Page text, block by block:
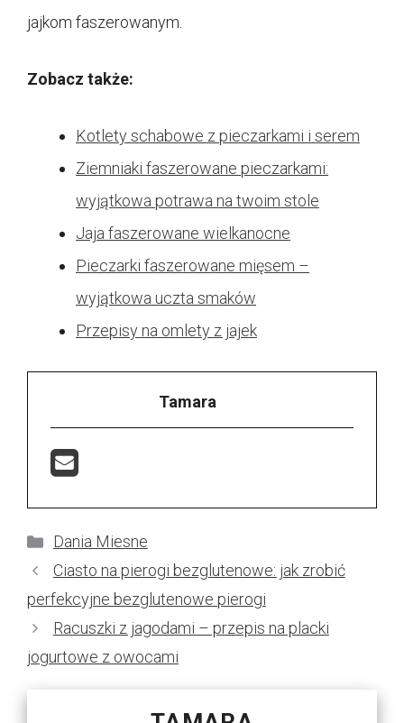
jajkom faszerowanym.
Zobacz także:
Kotlety schabowe z pieczarkami i serem
Ziemniaki faszerowane pieczarkami:
wyjątkowa potrawa na twoim stole
Jaja faszerowane wielkanocne
Pieczarki faszerowane mięsem –
wyjątkowa uczta smaków
Przepisy na omlety z jajek
Tamara
Kategorie
Dania Miesne
Ciasto na pierogi bezglutenowe: jak zrobić
perfekcyjne bezglutenowe pierogi
Racuszki z jagodami – przepis na placki
jogurtowe z owocami